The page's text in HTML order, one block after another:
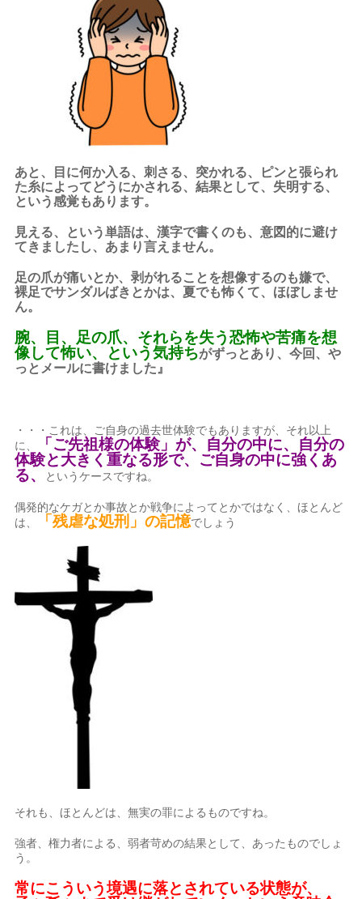
あと、目に何か入る、刺さる、突かれる、ピンと張られ
た糸によってどうにかされる、結果として、失明する、
という感覚もあります。
見える、という単語は、漢字で書くのも、意図的に避け
てきましたし、あまり言えません。
足の爪が痛いとか、剥がれることを想像するのも嫌で、
裸足でサンダルばきとかは、夏でも怖くて、ほぼしませ
ん。
腕、目、足の爪、それらを失う恐怖や苦痛を想
像して怖い、という気持ちがずっとあり、今回、や
っとメールに書けました』
・・・これは、ご自身の過去世体験でもありますが、それ以上
に、
「ご先祖様の体験」が、自分の中に、自分の
体験と大きく重なる形で、ご自身の中に強くあ
る、
というケースですね。
偶発的なケガとか事故とか戦争によってとかではなく、ほとんど
は、
「残虐な処刑」の記憶でしょう
それも、ほとんどは、無実の罪によるものですね。
強者、権力者による、弱者苛めの結果として、あったものでしょ
う。
常にこういう境遇に落とされている状態が、